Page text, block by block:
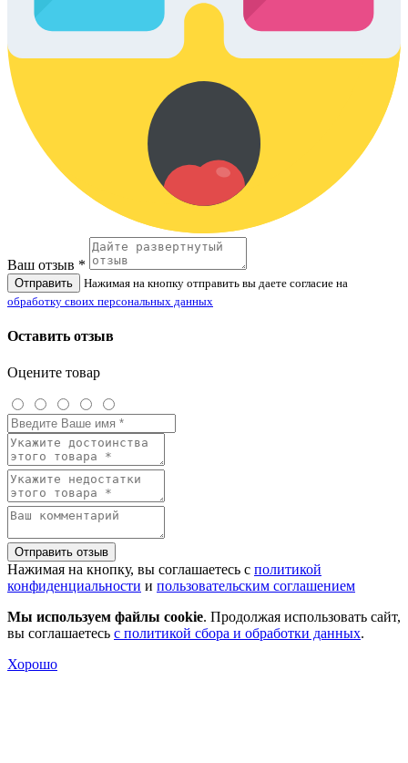
Ваш отзыв *
Отправить
Нажимая на кнопку отправить вы даете согласие на
обработку своих персональных данных
Оставить отзыв
Оцените товар
Отправить отзыв
Нажимая на кнопку, вы соглашаетесь с политикой
конфиденциальности и пользовательским соглашением
Мы используем файлы cookie. Продолжая использовать сайт,
вы соглашаетесь с политикой сбора и обработки данных.
Хорошо